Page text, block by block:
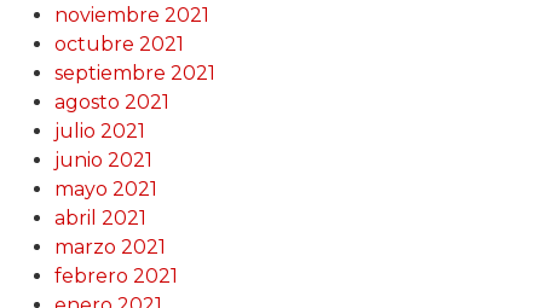
noviembre 2021
octubre 2021
septiembre 2021
agosto 2021
julio 2021
junio 2021
mayo 2021
abril 2021
marzo 2021
febrero 2021